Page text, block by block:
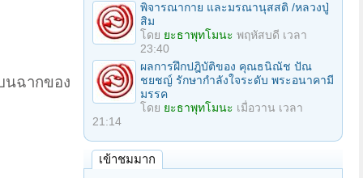
นฉากของ
พิจารณากาย และมรณานุสสติ /หลวงปู่
สิม
โดย ยะธาพุทโมนะ พฤหัสบดี เวลา
23:40
ผลการฝึกปฎิบัติของ คุณธนิณัช ปัณ
ชยชญ์ รักษากำลังใจระดับ พระอนาคามี
มรรค
โดย ยะธาพุทโมนะ เมื่อวาน เวลา
21:14
เข้าชมมาก